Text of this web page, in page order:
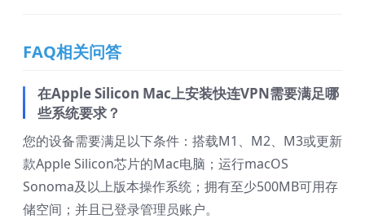
FAQ相关问答
在Apple Silicon Mac上安装快连VPN需要满足哪
些系统要求？
您的设备需要满足以下条件：搭载M1、M2、M3或更新
款Apple Silicon芯片的Mac电脑；运行macOS
Sonoma及以上版本操作系统；拥有至少500MB可用存
储空间；并且已登录管理员账户。